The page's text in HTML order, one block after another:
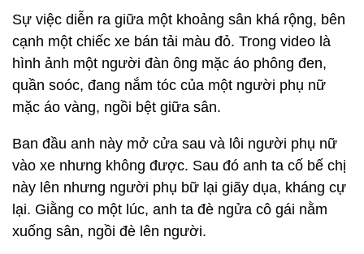
Sự việc diễn ra giữa một khoảng sân khá rộng, bên
cạnh một chiếc xe bán tải màu đỏ. Trong video là
hình ảnh một người đàn ông mặc áo phông đen,
quần soóc, đang nắm tóc của một người phụ nữ
mặc áo vàng, ngồi bệt giữa sân.
Ban đầu anh này mở cửa sau và lôi người phụ nữ
vào xe nhưng không được. Sau đó anh ta cố bế chị
này lên nhưng người phụ bữ lại giãy dụa, kháng cự
lại. Giằng co một lúc, anh ta đè ngửa cô gái nằm
xuống sân, ngồi đè lên người.